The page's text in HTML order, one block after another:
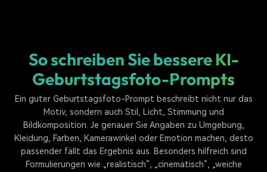
So schreiben Sie bessere KI-
Geburtstagsfoto-Prompts
Ein guter Geburtstagsfoto-Prompt beschreibt nicht nur das
Motiv, sondern auch Stil, Licht, Stimmung und
Bildkomposition. Je genauer Sie Angaben zu Umgebung,
Kleidung, Farben, Kamerawinkel oder Emotion machen, desto
passender fällt das Ergebnis aus. Besonders hilfreich sind
Formulierungen wie „realistisch“, „cinematisch“, „weiche